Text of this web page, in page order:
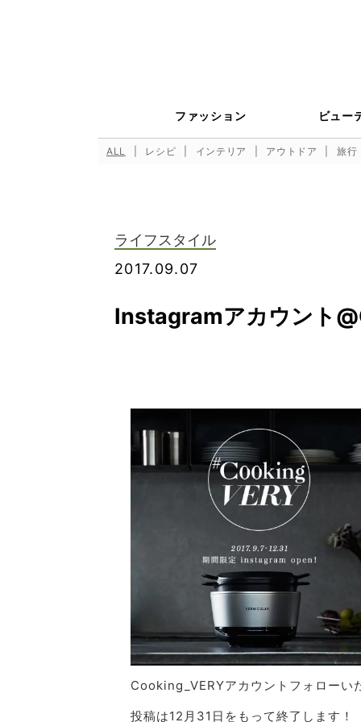
ファッション ビュー
ALL レシピ インテリア アウトドア 旅行
ライフスタイル
2017.09.07
Instagramアカウント
Cooking_VERYアカウントフォローい
投稿は12月31日をもって終了します！